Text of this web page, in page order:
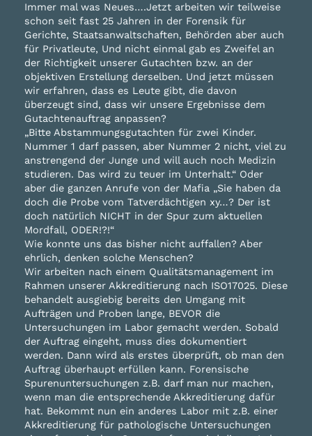
Immer mal was Neues….Jetzt arbeiten wir teilweise
schon seit fast 25 Jahren in der Forensik für
Gerichte, Staatsanwaltschaften, Behörden aber auch
für Privatleute, Und nicht einmal gab es Zweifel an
der Richtigkeit unserer Gutachten bzw. an der
objektiven Erstellung derselben. Und jetzt müssen
wir erfahren, dass es Leute gibt, die davon
überzeugt sind, dass wir unsere Ergebnisse dem
Gutachtenauftrag anpassen?
„Bitte Abstammungsgutachten für zwei Kinder.
Nummer 1 darf passen, aber Nummer 2 nicht, viel zu
anstrengend der Junge und will auch noch Medizin
studieren. Das wird zu teuer im Unterhalt.“ Oder
aber die ganzen Anrufe von der Mafia „Sie haben da
doch die Probe vom Tatverdächtigen xy…? Der ist
doch natürlich NICHT in der Spur zum aktuellen
Mordfall, ODER!?!“
Wie konnte uns das bisher nicht auffallen? Aber
ehrlich, denken solche Menschen?
Wir arbeiten nach einem Qualitätsmanagement im
Rahmen unserer Akkreditierung nach ISO17025. Diese
behandelt ausgiebig bereits den Umgang mit
Aufträgen und Proben lange, BEVOR die
Untersuchungen im Labor gemacht werden. Sobald
der Auftrag eingeht, muss dies dokumentiert
werden. Dann wird als erstes überprüft, ob man den
Auftrag überhaupt erfüllen kann. Forensische
Spurenuntersuchungen z.B. darf man nur machen,
wenn man die entsprechende Akkreditierung dafür
hat. Bekommt nun ein anderes Labor mit z.B. einer
Akkreditierung für pathologische Untersuchungen